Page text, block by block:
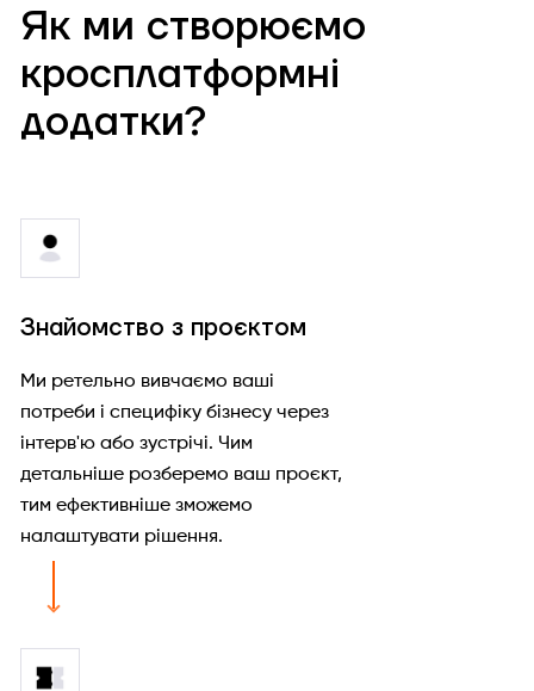
Як ми створюємо
кросплатформні
додатки?
Знайомство з проєктом
Ми ретельно вивчаємо ваші
потреби і специфіку бізнесу через
інтерв'ю або зустрічі. Чим
детальніше розберемо ваш проєкт,
тим ефективніше зможемо
налаштувати рішення.